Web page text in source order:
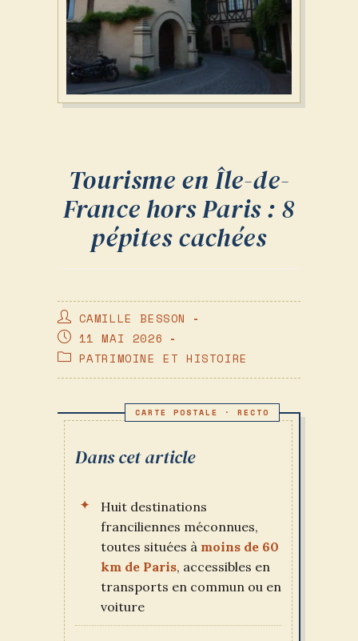
Tourisme en Île-de-
France hors Paris : 8
pépites cachées
AUTEUR/AUTRICE
DE
LA
PUBLICATION :
CAMILLE BESSON
PUBLICATION
PUBLIÉE :
11 MAI 2026
POSTPATRIMOINE ET HISTOIRE
Dans cet article
Huit destinations
franciliennes méconnues,
toutes situées à moins de 60
km de Paris, accessibles en
transports en commun ou en
voiture